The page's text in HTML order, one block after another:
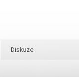
Diskuze